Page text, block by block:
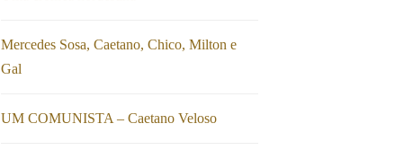
Mercedes Sosa, Caetano, Chico, Milton e
Gal
UM COMUNISTA – Caetano Veloso